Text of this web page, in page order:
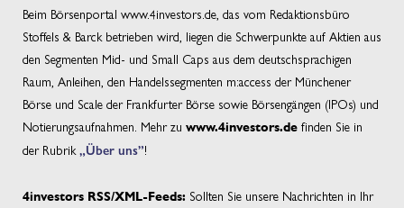
Beim Börsenportal www.4investors.de, das vom Redaktionsbüro
Stoffels & Barck betrieben wird, liegen die Schwerpunkte auf Aktien aus
den Segmenten Mid- und Small Caps aus dem deutschsprachigen
Raum, Anleihen, den Handelssegmenten m:access der Münchener
Börse und Scale der Frankfurter Börse sowie Börsengängen (IPOs) und
Notierungsaufnahmen. Mehr zu www.4investors.de finden Sie in
der Rubrik „Über uns”!
4investors RSS/XML-Feeds: Sollten Sie unsere Nachrichten in Ihr